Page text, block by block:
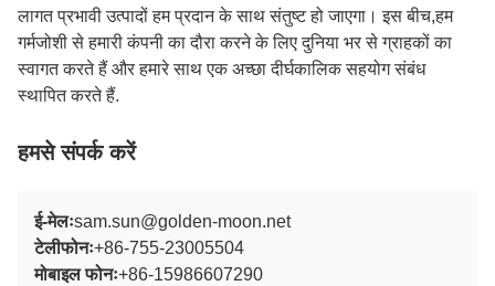
लागत प्रभावी उत्पादों हम प्रदान के साथ संतुष्ट हो जाएगा। इस बीच,हम
गर्मजोशी से हमारी कंपनी का दौरा करने के लिए दुनिया भर से ग्राहकों का
स्वागत करते हैं और हमारे साथ एक अच्छा दीर्घकालिक सहयोग संबंध
स्थापित करते हैं.
हमसे संपर्क करें
ई-मेलःsam.sun@golden-moon.net
टेलीफोनः+86-755-23005504
मोबाइल फोनः+86-15986607290